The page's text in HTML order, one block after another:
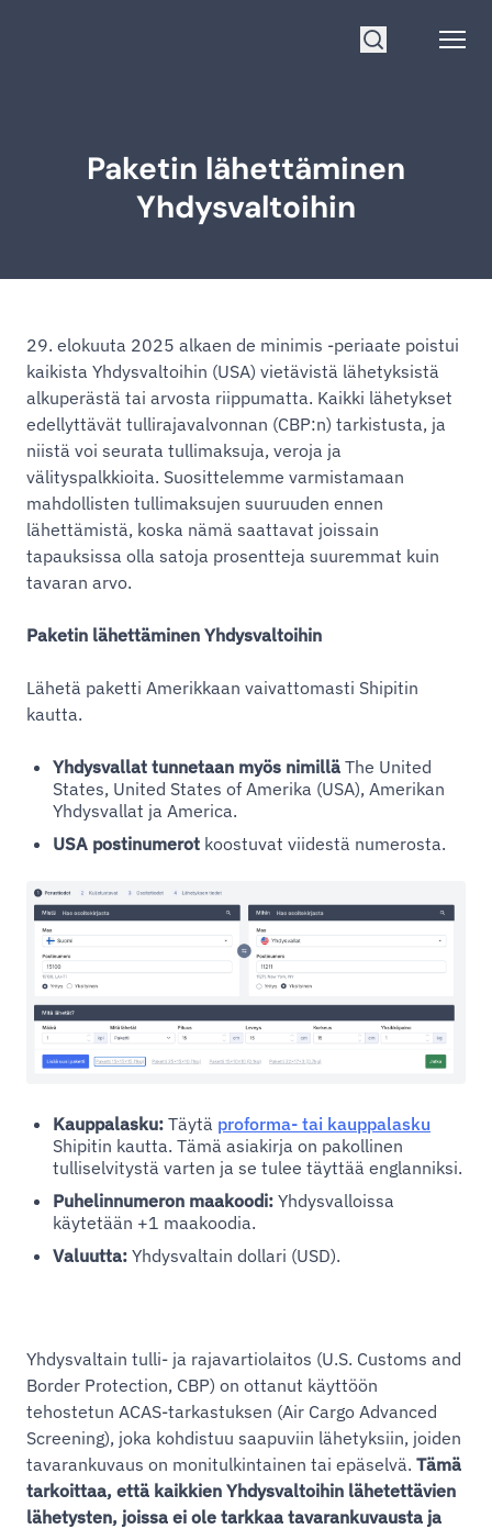
Paketin lähettäminen
Yhdysvaltoihin
29. elokuuta 2025 alkaen de minimis -periaate poistui
kaikista Yhdysvaltoihin (USA) vietävistä lähetyksistä
alkuperästä tai arvosta riippumatta. Kaikki lähetykset
edellyttävät tullirajavalvonnan (CBP:n) tarkistusta, ja
niistä voi seurata tullimaksuja, veroja ja
välityspalkkioita. Suosittelemme varmistamaan
mahdollisten tullimaksujen suuruuden ennen
lähettämistä, koska nämä saattavat joissain
tapauksissa olla satoja prosentteja suuremmat kuin
tavaran arvo.
Paketin lähettäminen Yhdysvaltoihin
Lähetä paketti Amerikkaan vaivattomasti Shipitin
kautta.
Yhdysvallat tunnetaan myös nimillä The United
States, United States of Amerika (USA), Amerikan
Yhdysvallat ja America.
USA postinumerot koostuvat viidestä numerosta.
Kauppalasku: Täytä proforma- tai kauppalasku
Shipitin kautta. Tämä asiakirja on pakollinen
tulliselvitystä varten ja se tulee täyttää englanniksi.
Puhelinnumeron maakoodi: Yhdysvalloissa
käytetään +1 maakoodia.
Valuutta: Yhdysvaltain dollari (USD).
Yhdysvaltain tulli- ja rajavartiolaitos (U.S. Customs and
Border Protection, CBP) on ottanut käyttöön
tehostetun ACAS-tarkastuksen (Air Cargo Advanced
Screening), joka kohdistuu saapuviin lähetyksiin, joiden
tavarankuvaus on monitulkintainen tai epäselvä. Tämä
tarkoittaa, että kaikkien Yhdysvaltoihin lähetettävien
lähetysten, joissa ei ole tarkkaa tavarankuvausta ja